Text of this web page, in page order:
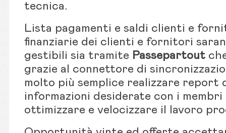
tecnica.
Lista pagamenti e saldi clienti e
finanziarie dei clienti e fornitori
gestibili sia tramite Passepartout
grazie al connettore di
molto più semplice realizzare report
informazioni desiderate con i
ottimizzare e velocizzare il lavoro